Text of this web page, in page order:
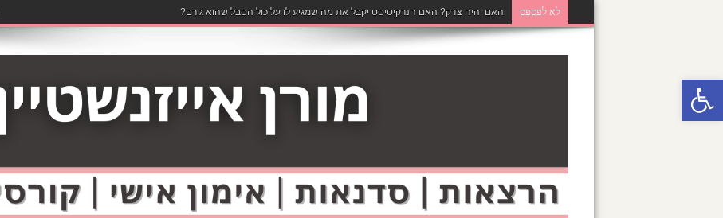
פתח סרגל נגישות
לא לפספס האם יהיה צדק? האם הנרקיסיסט יקבל את מה שמגיע לו על כול הסבל שהוא גורם?